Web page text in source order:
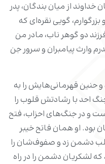
از میان بندگان، پدر
گویی نقره‌ای که
دو گوهر ناب، مادر من
وارث پیامبران و سرور جن
حنین قهرمانی‌هایش را به
احد با رشادتش قلوب را
و در جنگ‌های احزاب، فتح
بود. او همان فاتح خیبر
دشمن زد و صفوف‌شان را
لشکریان دشمن را در راه